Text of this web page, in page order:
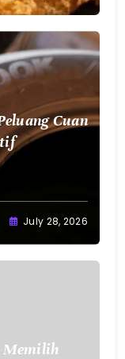
Cuan
July 28, 2026
Memilih